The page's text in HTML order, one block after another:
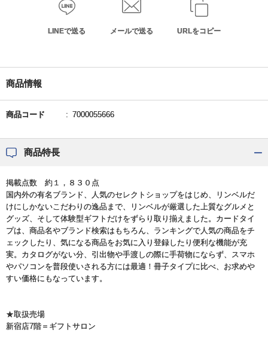
LINEで送る メールで送る URLをコピー
商品情報
商品コード 7000055666
商品特長
掲載点数 約１，８３０点
国内外の有名ブランド、人気のセレクトショップをはじめ、リンベルだ
けにしかないこだわりの逸品まで、リンベルが厳選した上質なグルメと
グッズ、そして体験型ギフトだけをずらり取り揃えました。カードタイ
プは、商品名やブランド検索はもちろん、ランキングで人気の商品をチ
ェックしたり、気になる商品をお気に入り登録したり便利な機能が充
実。カタログがない分、引出物や手渡しの際に手荷物にならず、スマホ
やパソコンを普段使いされる方には最適！冊子タイプに比べ、お求めや
すい価格にもなっています。
★取扱売場
新宿店7階＝ギフトサロン